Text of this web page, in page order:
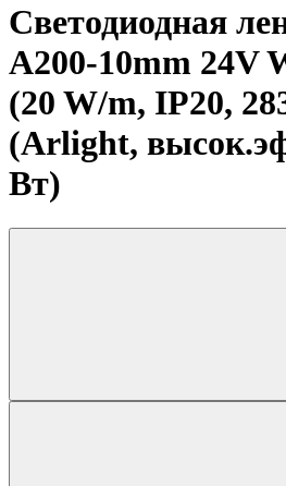
Светодиодная
A200-10mm 24V
(20 W/m, IP20,
(Arlight,
Вт)